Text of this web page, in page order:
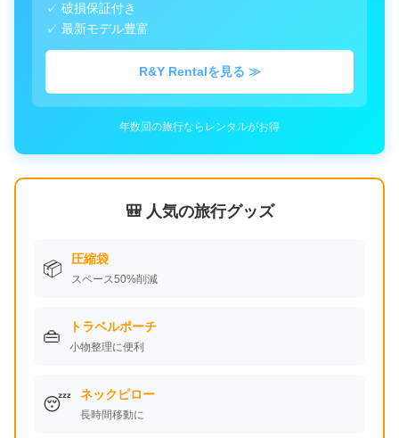
✓ 破損保証付き
✓ 最新モデル豊富
R&Y Rentalを見る ≫
年数回の旅行ならレンタルがお得
🎒 人気の旅行グッズ
📦 圧縮袋
スペース50%削減
👜 トラベルポーチ
小物整理に便利
😴 ネックピロー
長時間移動に